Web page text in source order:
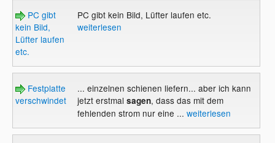
PC gibt
kein Bild,
Lüfter laufen
etc.
PC gibt kein Bild, Lüfter laufen etc.
weiterlesen
Festplatte
verschwindet
... einzelnen schienen liefern... aber ich kann
jetzt erstmal sagen, dass das mit dem
fehlenden strom nur eine ... weiterlesen